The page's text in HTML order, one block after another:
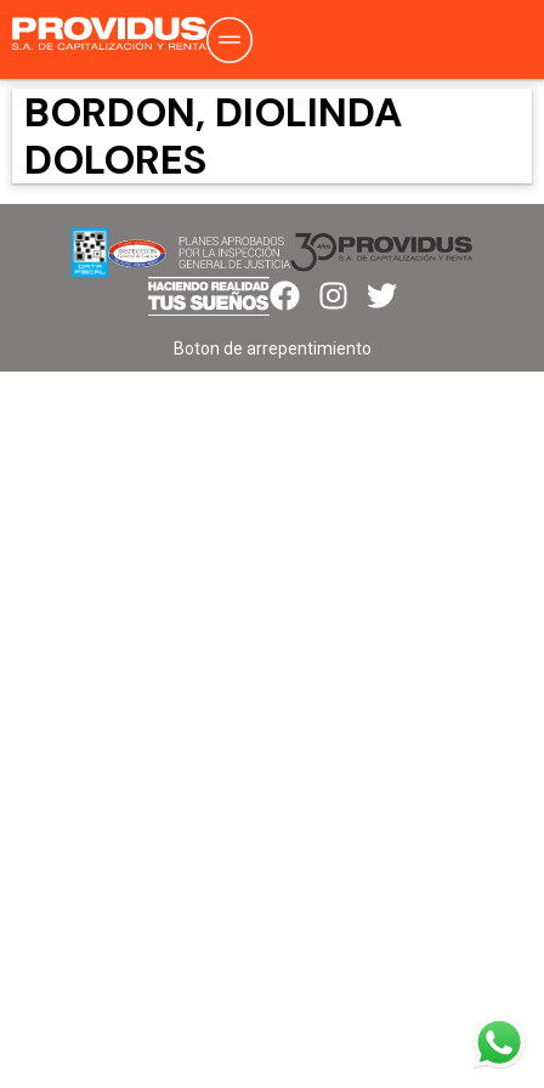
BORDON, DIOLINDA
DOLORES
Boton de arrepentimiento